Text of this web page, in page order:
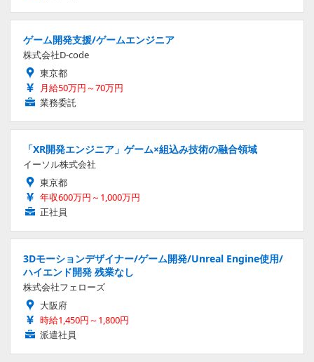
ゲーム開発支援/ゲームエンジニア
株式会社D-code
東京都
月給50万円～70万円
業務委託
「XR開発エンジニア」ゲーム×組込み技術の融合領域
イーソル株式会社
東京都
年収600万円～1,000万円
正社員
3Dモーションデザイナー/ゲーム開発/Unreal Engine使用/
ハイエンド開発 残業なし
株式会社フェローズ
大阪府
時給1,450円～1,800円
派遣社員